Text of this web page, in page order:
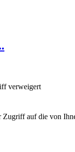
verweigert
Zugriff auf die von